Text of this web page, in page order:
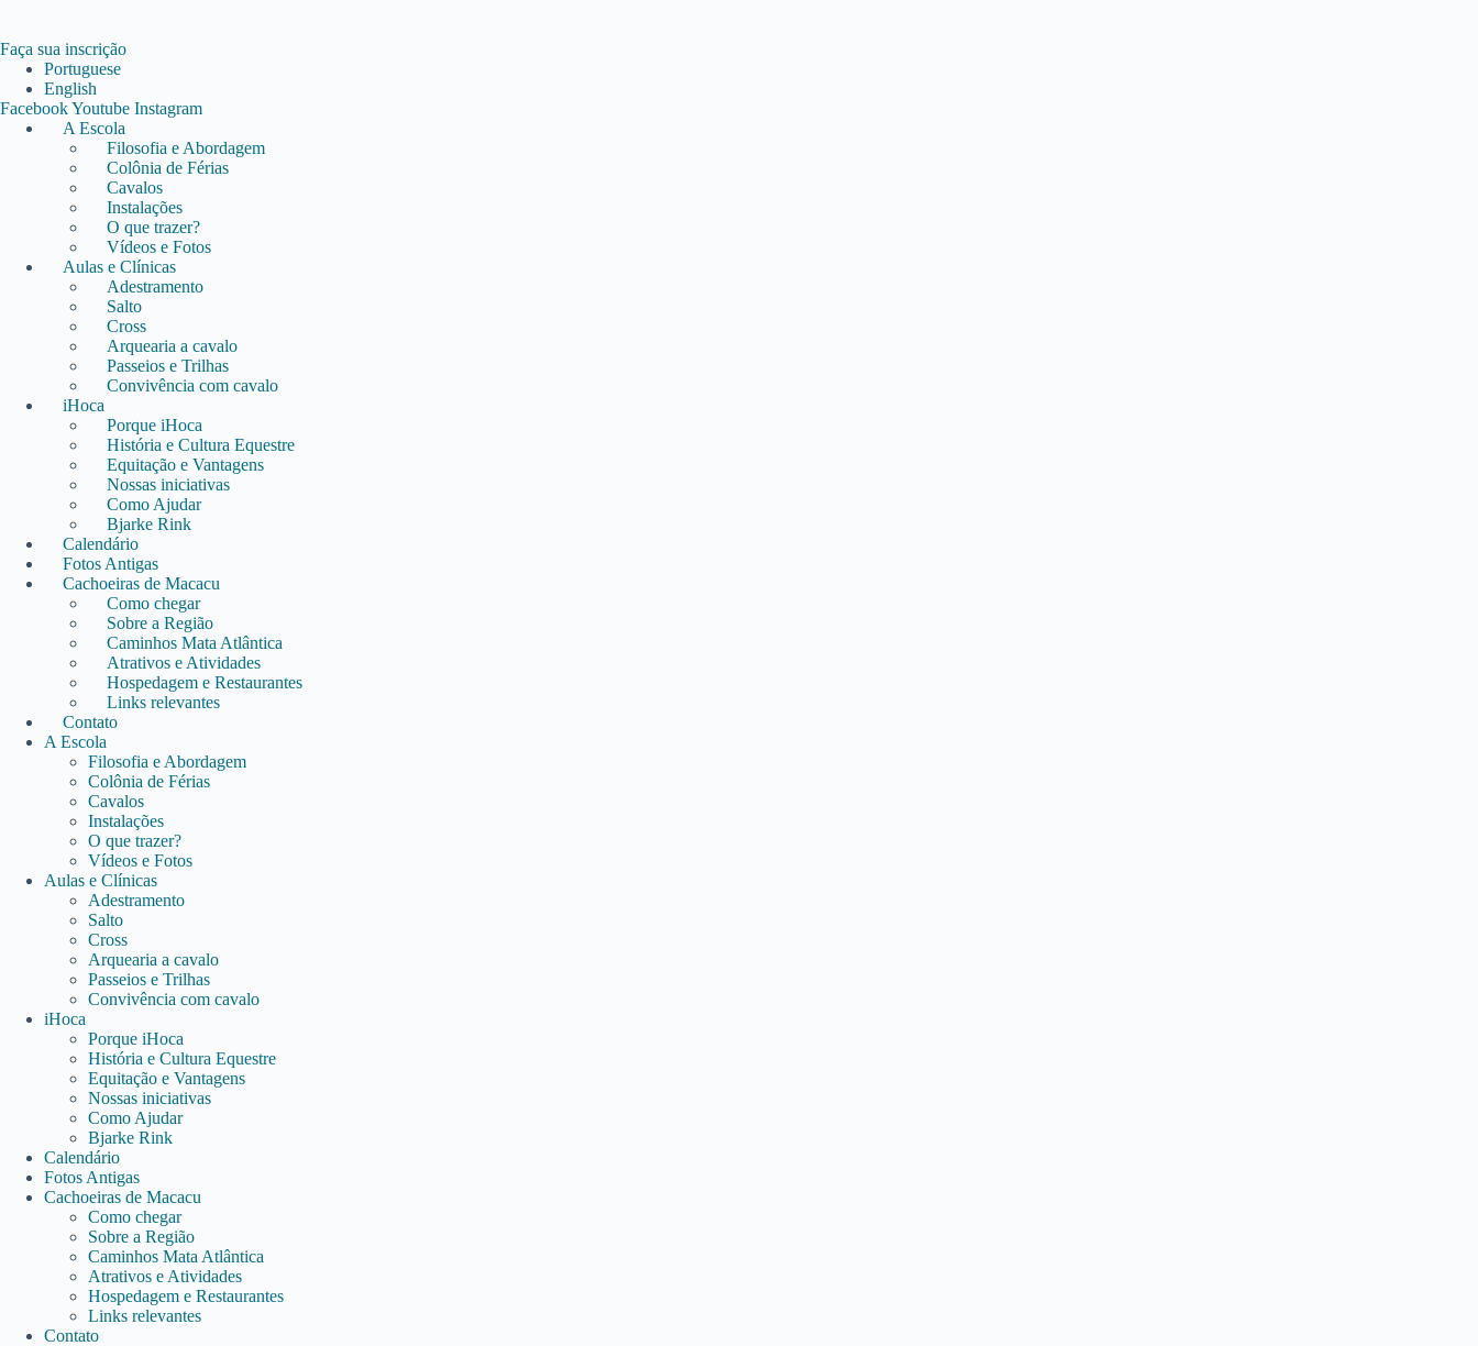
o
conteúdo
Faça sua inscrição
Portuguese
English
FacebookYoutube Instagram
A Escola
Filosofia e Abordagem
Colônia de Férias
Cavalos
Instalações
O que trazer?
Vídeos e Fotos
Aulas e Clínicas
Adestramento
Salto
Cross
Arquearia a cavalo
Passeios e Trilhas
Convivência com cavalo
iHoca
Porque iHoca
História e Cultura Equestre
Equitação e Vantagens
Nossas iniciativas
Como Ajudar
Bjarke Rink
Calendário
Fotos Antigas
Cachoeiras de Macacu
Como chegar
Sobre a Região
Caminhos Mata Atlântica
Atrativos e Atividades
Hospedagem e Restaurantes
Links relevantes
Contato
A Escola
Filosofia e Abordagem
Colônia de Férias
Cavalos
Instalações
O que trazer?
Vídeos e Fotos
Aulas e Clínicas
Adestramento
Salto
Cross
Arquearia a cavalo
Passeios e Trilhas
Convivência com cavalo
iHoca
Porque iHoca
História e Cultura Equestre
Equitação e Vantagens
Nossas iniciativas
Como Ajudar
Bjarke Rink
Calendário
Fotos Antigas
Cachoeiras de Macacu
Como chegar
Sobre a Região
Caminhos Mata Atlântica
Atrativos e Atividades
Hospedagem e Restaurantes
Links relevantes
Contato